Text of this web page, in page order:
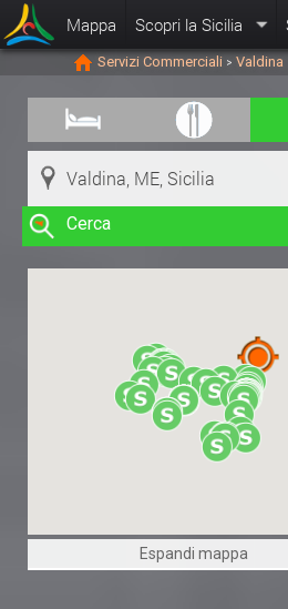
Mappa Scopri la Sicilia
Servizi Commerciali > Valdina
Cerca
Clicca su una risorsa nella
per visualizzare le
Espandi mappa